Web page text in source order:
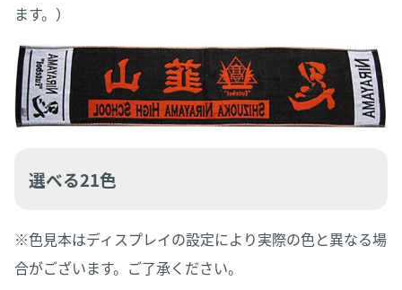
ます。）
選べる21色
※色見本はディスプレイの設定により実際の色と異なる場
合がございます。ご了承ください。